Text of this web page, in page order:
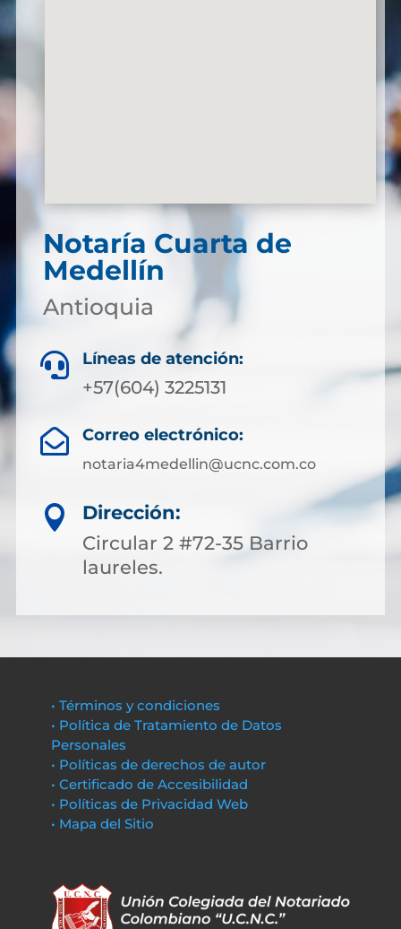
Notaría Cuarta de
Medellín
Antioquia
 Líneas de atención:
+57(604) 3225131
 Correo electrónico:
notaria4medellin@ucnc.com.co

Dirección:
Circular 2 #72-35 Barrio
laureles.
• Términos y condiciones
• Política de Tratamiento de Datos
Personales
• Políticas de derechos de autor
• Certificado de Accesibilidad
• Políticas de Privacidad Web
• Mapa del Sitio